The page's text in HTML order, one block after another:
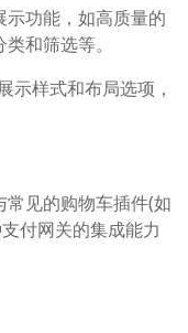
功能，如高质量的
和筛选等。
示样式和布局选项，
见的购物车插件(如
付网关的集成能力